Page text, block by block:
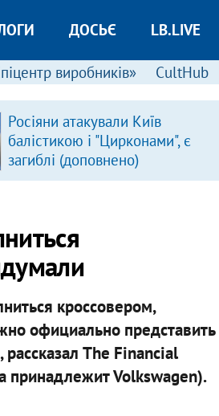
ДОСЬЄ LB.LIVE
виробників» CultHub
Росіяни атакували Київ
балістикою і "Цирконами", є
загиблі (доповнено)
кроссовером,
официально представить
The Financial
принадлежит Volkswagen).